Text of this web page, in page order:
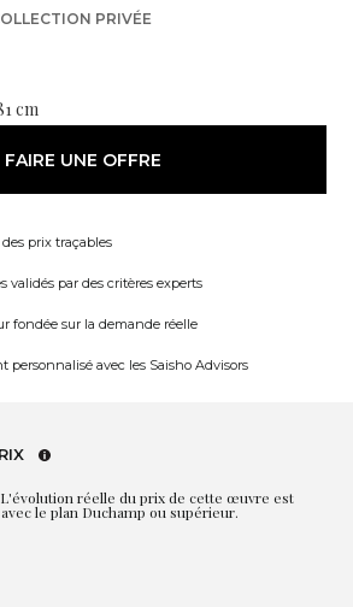
PRIVÉE
cm
FAIRE UNE OFFRE
prix traçables
validés par des critères experts
fondée sur la demande réelle
personnalisé avec les Saisho Advisors
réelle du prix de cette œuvre est
le plan Duchamp ou supérieur.